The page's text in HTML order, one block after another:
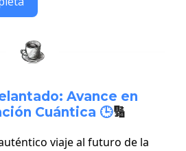
Avance en
Cuántica 🕒🔢
viaje al futuro de la